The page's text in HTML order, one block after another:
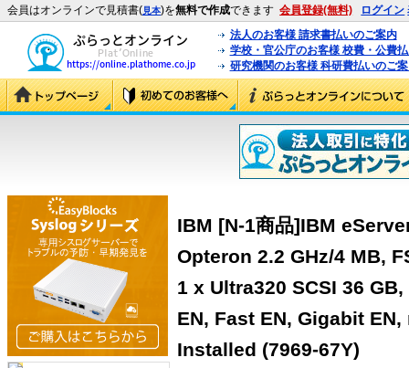
会員はオンラインで見積書(見本)を無料で作成できます 会員登録(無料) ログイン
法人のお客様 請求書払いのご案内
学校・官公庁のお客様 校費・公費
研究機関のお客様 科研費払いのご
IBM [N-1商品]IBM
Opteron 2.2 GHz/4 MB,
1 x Ultra320 SCSI 36
EN, Fast EN, Gigabit
Installed (7969-67Y)